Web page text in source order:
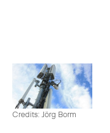
Credits: Jörg Borm